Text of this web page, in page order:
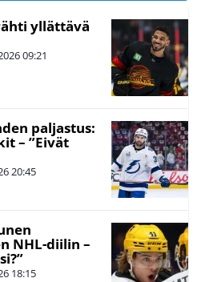
yllättävä
09:21
paljastus:
– ”Eivät
20:45
NHL-diilin –
18:15